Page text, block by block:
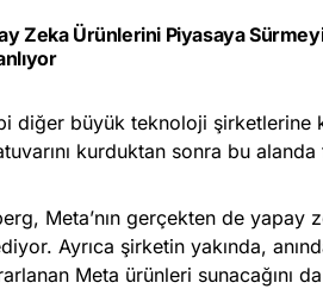
Zeka Ürünlerini Piyasaya
diğer büyük teknoloji şirketlerine
kurduktan sonra bu
Meta’nın gerçekten de yapay
Ayrıca şirketin yakında,
Meta ürünleri sunacağını